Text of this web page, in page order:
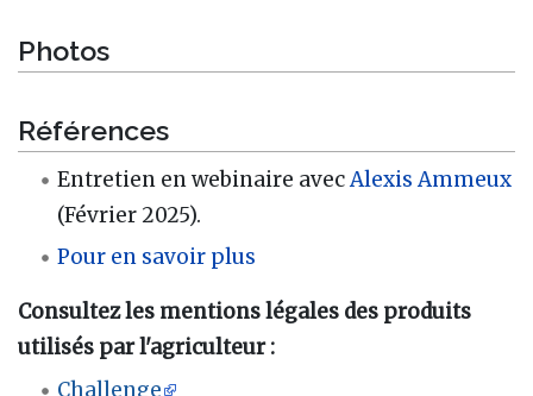
Photos
Références
Entretien en webinaire avecAlexis Ammeux
(Février 2025).
Pour en savoir plus
Consultez les mentions légales des produits
utilisés par l'agriculteur :
Challenge